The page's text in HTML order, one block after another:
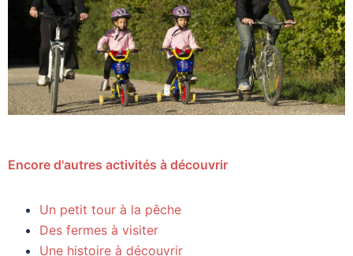
Encore d'autres activités à découvrir
Un petit tour à la pêche
Des fermes à visiter
Une histoire à découvrir